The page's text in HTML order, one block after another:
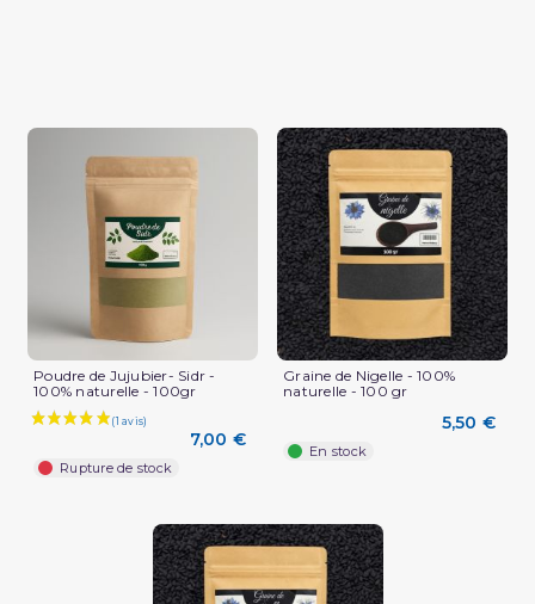
Poudre de Jujubier- Sidr -
100% naturelle - 100gr
7,00 €
Rupture de stock
Graine de Nigelle - 100%
naturelle - 100 gr
5,50 €
En stock